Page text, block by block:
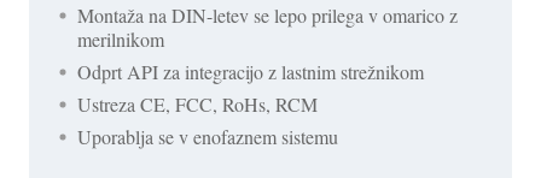
Montaža na DIN-letev se lepo prilega v omarico z
merilnikom
Odprt API za integracijo z lastnim strežnikom
Ustreza CE, FCC, RoHs, RCM
Uporablja se v enofaznem sistemu